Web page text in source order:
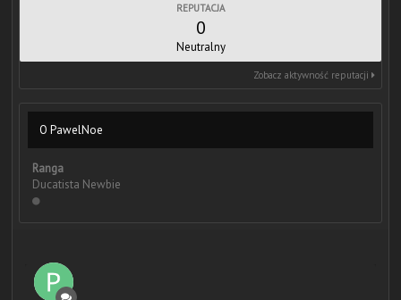
REPUTACJA
0
Neutralny
Zobacz aktywność reputacji
O PawelNoe
Ranga
Ducatista Newbie